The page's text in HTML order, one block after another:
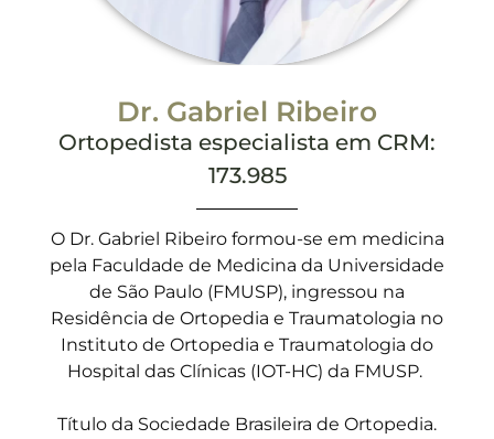
Dr. Gabriel Ribeiro
Ortopedista especialista em CRM:
173.985
O Dr. Gabriel Ribeiro formou-se em medicina
pela Faculdade de Medicina da Universidade
de São Paulo (FMUSP), ingressou na
Residência de Ortopedia e Traumatologia no
Instituto de Ortopedia e Traumatologia do
Hospital das Clínicas (IOT-HC) da FMUSP.
Título da Sociedade Brasileira de Ortopedia.